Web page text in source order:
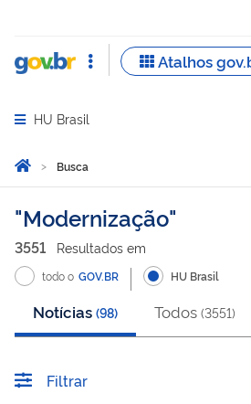
Abrir menu principal de navegação
HU Brasil
Você está aqui:
Página Inicial
Busca
Busca
Modernização
3551 Resultados em
todo o GOV.BR HU Brasil
Notícias (98) Todos (3551)
Filtrar